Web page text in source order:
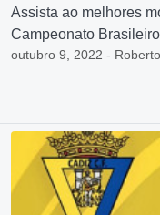
Assista ao melhores
Campeonato
outubro 9, 2022 -